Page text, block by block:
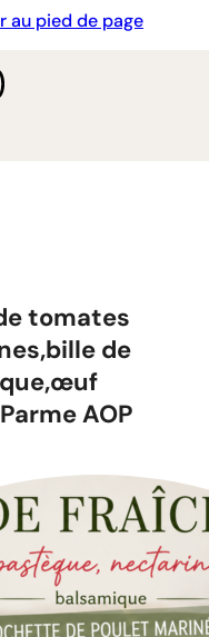
au pied de page
tomates
de
AOP